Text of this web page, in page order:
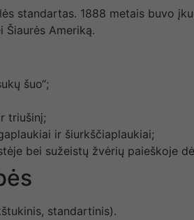
standartas. 1888 metais buvo
Ameriką.
šuo“;
triušinį;
ir šiurkščiaplaukiai;
bei sužeistų žvėrių paieškoje
standartinis).